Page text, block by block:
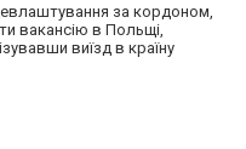
за кордоном,
вакансію в Польщі,
виїзд в країну